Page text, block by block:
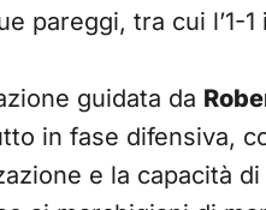
pareggi, tra cui l’1-
guidata da
in fase difensiva,
e la capacità